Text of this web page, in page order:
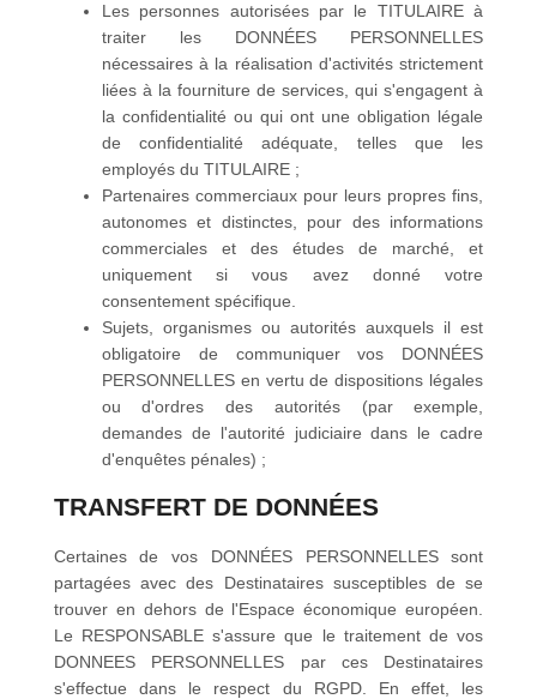
Les personnes autorisées par le TITULAIRE à
traiter les DONNÉES PERSONNELLES
nécessaires à la réalisation d'activités strictement
liées à la fourniture de services, qui s'engagent à
la confidentialité ou qui ont une obligation légale
de confidentialité adéquate, telles que les
employés du TITULAIRE ;
Partenaires commerciaux pour leurs propres fins,
autonomes et distinctes, pour des informations
commerciales et des études de marché, et
uniquement si vous avez donné votre
consentement spécifique.
Sujets, organismes ou autorités auxquels il est
obligatoire de communiquer vos DONNÉES
PERSONNELLES en vertu de dispositions légales
ou d'ordres des autorités (par exemple,
demandes de l'autorité judiciaire dans le cadre
d'enquêtes pénales) ;
TRANSFERT DE DONNÉES
Certaines de vos DONNÉES PERSONNELLES sont
partagées avec des Destinataires susceptibles de se
trouver en dehors de l'Espace économique européen.
Le RESPONSABLE s'assure que le traitement de vos
DONNEES PERSONNELLES par ces Destinataires
s'effectue dans le respect du RGPD. En effet, les